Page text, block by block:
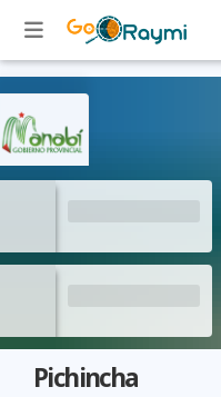
Pichincha